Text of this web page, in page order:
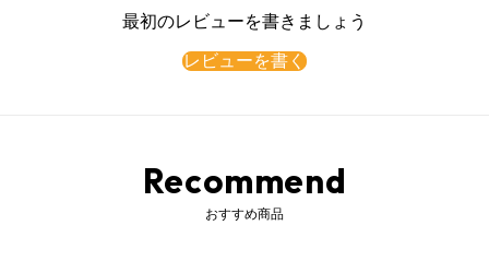
最初のレビューを書きましょう
レビューを書く
Recommend
おすすめ商品